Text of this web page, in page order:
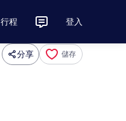
行程 登入
分享 儲存